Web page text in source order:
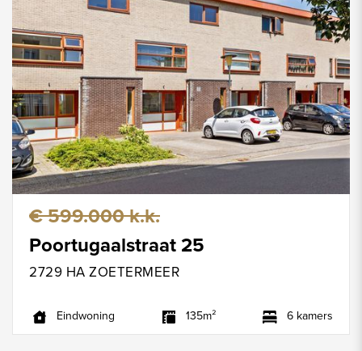
€ 599.000 k.k.
Poortugaalstraat 25
2729 HA ZOETERMEER
Eindwoning 135m² 6 kamers